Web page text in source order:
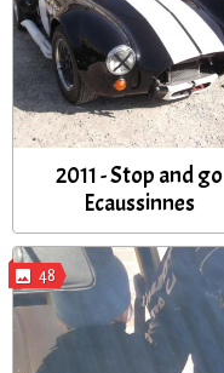
2011 - Stop and go
Ecaussinnes
48